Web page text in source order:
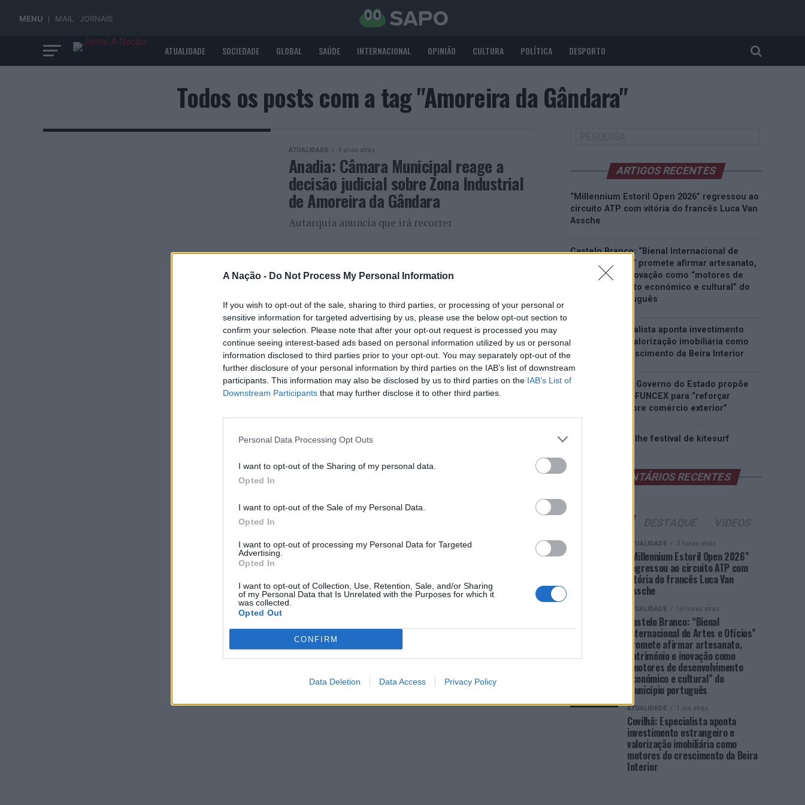
A Nação - Do Not Process My Personal Information
If you wish to opt-out of the sale, sharing to third parties, or processing of your personal or
sensitive information for targeted advertising by us, please use the below opt-out section to
confirm your selection. Please note that after your opt-out request is processed you may
continue seeing interest-based ads based on personal information utilized by us or personal
information disclosed to third parties prior to your opt-out. You may separately opt-out of the
further disclosure of your personal information by third parties on the IAB’s list of downstream
participants. This information may also be disclosed by us to third parties on the IAB’s List of
Downstream Participants that may further disclose it to other third parties.
Personal Data Processing Opt Outs
I want to opt-out of the Sharing of my personal data.
Opted In
I want to opt-out of the Sale of my Personal Data.
Opted In
I want to opt-out of processing my Personal Data for Targeted
Advertising.
Opted In
I want to opt-out of Collection, Use, Retention, Sale, and/or Sharing
of my Personal Data that Is Unrelated with the Purposes for which it
was collected.
Opted Out
CONFIRM
Data Deletion Data Access Privacy Policy
MENU MAIL JORNAIS
ATUALIDADE SOCIEDADE GLOBAL SAÚDE INTERNACIONAL OPINIÃO CULTURA POLÍTICA DESPORTO
Todos os posts com a tag "Amoreira da Gândara"
ATUALIDADE 4 anos atrás
Anadia: Câmara Municipal reage a
decisão judicial sobre Zona Industrial
de Amoreira da Gândara
Autarquia anuncia que irá recorrer
ARTIGOS RECENTES
“Millennium Estoril Open 2026” regressou ao
circuito ATP com vitória do francês Luca Van
Assche
Castelo Branco: “Bienal Internacional de
Artes e Ofícios” promete afirmar artesanato,
património e inovação como “motores de
desenvolvimento económico e cultural” do
município português
Covilhã: Especialista aponta investimento
estrangeiro e valorização imobiliária como
motores do crescimento da Beira Interior
Rio de Janeiro: Governo do Estado propõe
parceria com a FUNCEX para “reforçar
inteligência sobre comércio exterior”
Esposende acolhe festival de kitesurf
COMENTÁRIOS RECENTES
ATUALIDADE 3 horas atrás
“Millennium Estoril Open 2026”
regressou ao circuito ATP com
vitória do francês Luca Van
Assche
ATUALIDADE 10 horas atrás
Castelo Branco: “Bienal
Internacional de Artes e Ofícios”
promete afirmar artesanato,
património e inovação como
“motores de desenvolvimento
económico e cultural” do
município português
ATUALIDADE 1 dia atrás
Covilhã: Especialista aponta
investimento estrangeiro e
valorização imobiliária como
motores do crescimento da Beira
Interior